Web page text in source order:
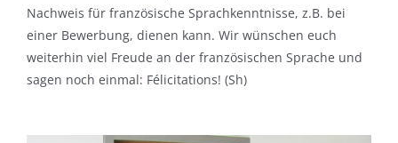
Nachweis für französische Sprachkenntnisse, z.B. bei
einer Bewerbung, dienen kann. Wir wünschen euch
weiterhin viel Freude an der französischen Sprache und
sagen noch einmal: Félicitations! (Sh)